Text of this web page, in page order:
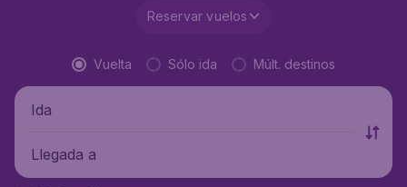
Reservar vuelos
Vuelta Sólo ida Múlt. destinos
Ida
Llegada a